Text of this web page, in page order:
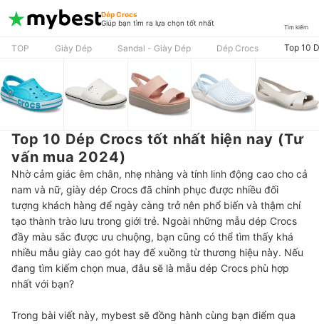
Dép Crocs
Giúp bạn tìm ra lựa chọn tốt nhất
Tìm kiếm
TOP Giày Dép Sandal - Giày Dép Dép Crocs Top 10
Top 10 Dép Crocs tốt nhất hiện nay (Tư
vấn mua 2024)
Nhờ cảm giác êm chân, nhẹ nhàng và tính linh động cao cho cả
nam và nữ, giày dép Crocs đã chinh phục được nhiều đối
tượng khách hàng để ngày càng trở nên phổ biến và thậm chí
tạo thành trào lưu trong giới trẻ. Ngoài những mẫu dép Crocs
đầy màu sắc được ưu chuộng, bạn cũng có thể tìm thấy khá
nhiều mẫu giày cao gót hay đế xuồng từ thương hiệu này. Nếu
đang tìm kiếm chọn mua, đâu sẽ là mẫu dép Crocs phù hợp
nhất với bạn?
Trong bài viết này, mybest sẽ đồng hành cùng bạn điểm qua